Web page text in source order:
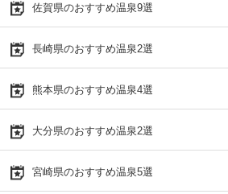
佐賀県のおすすめ温泉9選
長崎県のおすすめ温泉2選
熊本県のおすすめ温泉4選
大分県のおすすめ温泉2選
宮崎県のおすすめ温泉5選